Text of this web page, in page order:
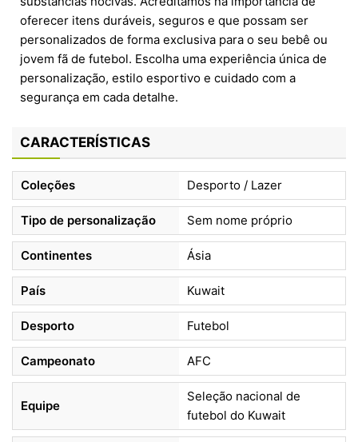
oferecer itens duráveis, seguros e que possam ser
personalizados de forma exclusiva para o seu bebê ou
jovem fã de futebol. Escolha uma experiência única de
personalização, estilo esportivo e cuidado com a
segurança em cada detalhe.
CARACTERÍSTICAS
Coleções Desporto / Lazer
Tipo de personalização Sem nome próprio
Continentes Ásia
País Kuwait
Desporto Futebol
Campeonato AFC
Equipe
Seleção nacional de
futebol do Kuwait